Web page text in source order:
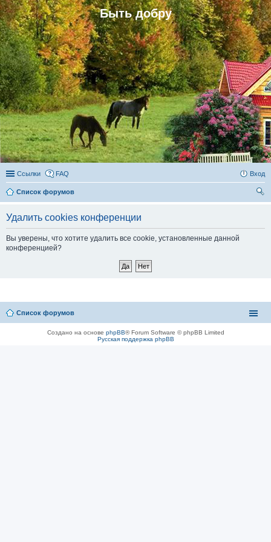
Быть добру
Ссылки FAQ Вход
Список форумов
Удалить cookies конференции
Вы уверены, что хотите удалить все cookie, установленные данной
конференцией?
Список форумов
Создано на основе phpBB® Forum Software © phpBB Limited
Русская поддержка phpBB